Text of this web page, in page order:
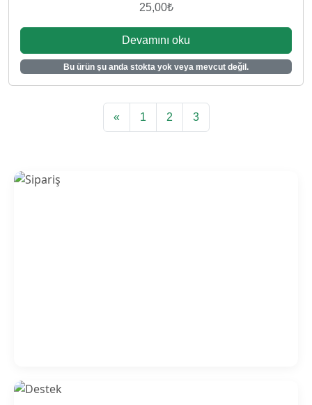
25,00₺
Devamını oku
Bu ürün şu anda stokta yok veya mevcut değil.
« 1 2 3